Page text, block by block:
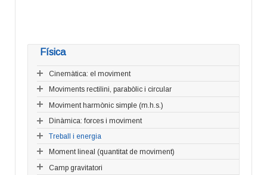
Física
Cinemàtica: el moviment
Moviments rectilini, parabòlic i circular
Moviment harmònic simple (m.h.s.)
Dinàmica: forces i moviment
Treball i energia
Moment lineal (quantitat de moviment)
Camp gravitatori